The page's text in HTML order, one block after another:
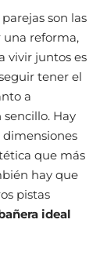
son las
una reforma,
vivir juntos es
tener el
a
Hay
dimensiones
que más
hay que
pistas
ideal